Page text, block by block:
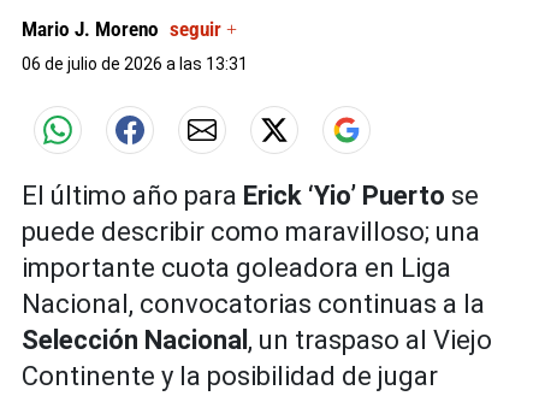
Mario J. Moreno seguir +
06 de julio de 2026 a las 13:31
El último año para Erick ‘Yio’ Puerto se
puede describir como maravilloso; una
importante cuota goleadora en Liga
Nacional, convocatorias continuas a la
Selección Nacional , un traspaso al Viejo
Continente y la posibilidad de jugar